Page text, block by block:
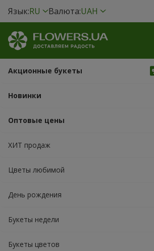
Язык:RU Валюта:UAH
Акционные букеты
Новинки
Оптовые цены
ХИТ продаж
Цветы любимой
День рождения
Букеты недели
Букеты цветов